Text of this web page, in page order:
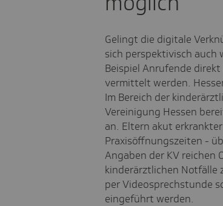
Gelingt die digitale
sich perspektivisch auch
Beispiel Anrufende
vermittelt werden.
Im Bereich der
Vereinigung Hessen
an. Eltern akut
Praxisöffnungszeiten -
Angaben der KV reichen
kinderärztlichen Notfälle
per Videosprechstunde
eingeführt werden.